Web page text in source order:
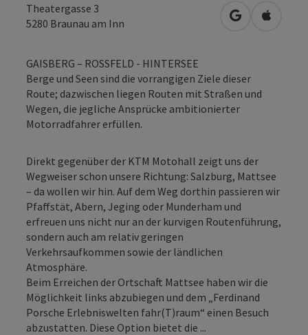
Theatergasse 3
5280 Braunau am Inn in Google
in
GAISBERG – ROSSFELD - HINTERSEE
Berge und Seen sind die vorrangigen Ziele dieser
Route; dazwischen liegen Routen mit Straßen und
Wegen, die jegliche Ansprücke ambitionierter
Motorradfahrer erfüllen.
Direkt gegenüber der KTM Motohall zeigt uns der
Wegweiser schon unsere Richtung: Salzburg, Mattsee
– da wollen wir hin. Auf dem Weg dorthin passieren wir
Pfaffstät, Abern, Jeging oder Munderham und
erfreuen uns nicht nur an der kurvigen Routenführung,
sondern auch am relativ geringen
Verkehrsaufkommen sowie der ländlichen
Atmosphäre.
Beim Erreichen der Ortschaft Mattsee haben wir die
Möglichkeit links abzubiegen und dem „Ferdinand
Porsche Erlebniswelten fahr(T)raum“ einen Besuch
abzustatten. Diese Option bietet die ...